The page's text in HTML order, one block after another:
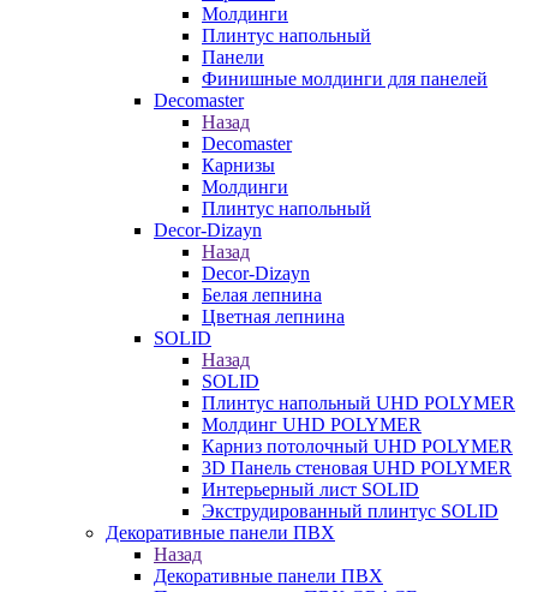
Молдинги
Плинтус напольный
Панели
Финишные молдинги для панелей
Decomaster
Назад
Decomaster
Карнизы
Молдинги
Плинтус напольный
Decor-Dizayn
Назад
Decor-Dizayn
Белая лепнина
Цветная лепнина
SOLID
Назад
SOLID
Плинтус напольный UHD POLYMER
Молдинг UHD POLYMER
Карниз потолочный UHD POLYMER
3D Панель стеновая UHD POLYMER
Интерьерный лист SOLID
Экструдированный плинтус SOLID
Декоративные панели ПВХ
Назад
Декоративные панели ПВХ